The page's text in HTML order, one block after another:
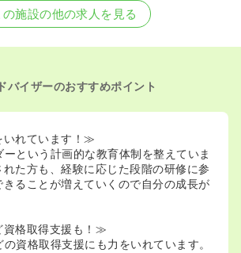
の施設の他の求人を見る
バイザーのおすすめポイント
れています！≫
という計画的な教育体制を整えていま
た方も、経験に応じた段階の研修に参
きることが増えていくので自分の成長が
格取得支援も！≫
資格取得支援にも力をいれています。